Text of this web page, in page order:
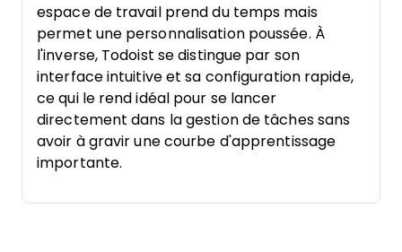
espace de travail prend du temps mais
permet une personnalisation poussée. À
l'inverse, Todoist se distingue par son
interface intuitive et sa configuration rapide,
ce qui le rend idéal pour se lancer
directement dans la gestion de tâches sans
avoir à gravir une courbe d'apprentissage
importante.